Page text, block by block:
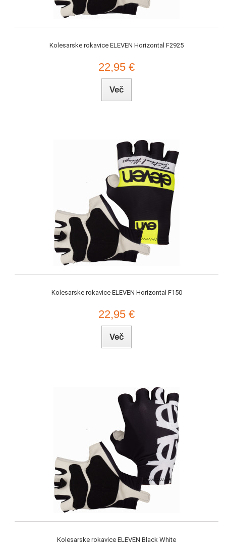
Kolesarske rokavice ELEVEN Horizontal F2925
22,95 €
Več
Kolesarske rokavice ELEVEN Horizontal F150
22,95 €
Več
Kolesarske rokavice ELEVEN Black White